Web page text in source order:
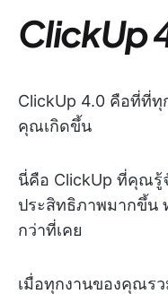
ClickUp
ClickUp 4.0 คือที่ที่ทุ
คุณเกิดขึ้น
นี่คือ ClickUp ที่คุณรู้
ประสิทธิภาพมากขึ้น
กว่าที่เคย
เมื่อทุกงานของคุณรว